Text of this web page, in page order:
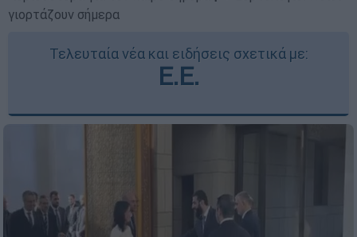
γιορτάζουν σήμερα
Τελευταία νέα και ειδήσεις σχετικά με:
Ε.Ε.